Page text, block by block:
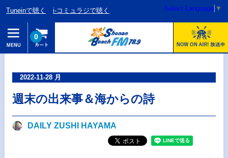
Tuneinで聴く i-コミュラジで聴く Select Language ▼
0
2022-11-28 月
週末の出来事＆海からの詩
DAILY ZUSHI HAYAMA